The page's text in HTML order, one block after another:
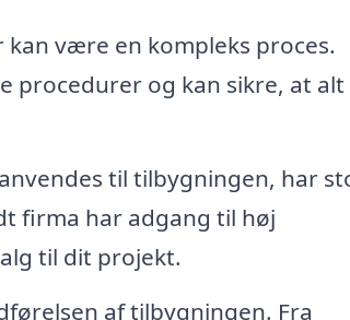
være en kompleks proces.
procedurer og kan sikre, at alt
til tilbygningen, har
firma har adgang til høj
til dit projekt.
af tilbygningen. Fra